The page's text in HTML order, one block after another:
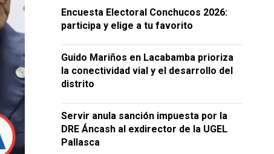
Encuesta Electoral Conchucos 2026:
participa y elige a tu favorito
Guido Mariños en Lacabamba prioriza
la conectividad vial y el desarrollo del
distrito
Servir anula sanción impuesta por la
DRE Áncash al exdirector de la UGEL
Pallasca